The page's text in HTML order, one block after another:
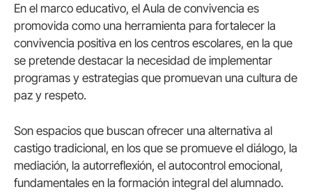
En el marco educativo, el Aula de convivencia es
promovida como una herramienta para fortalecer la
convivencia positiva en los centros escolares, en la que
se pretende destacar la necesidad de implementar
programas y estrategias que promuevan una cultura de
paz y respeto.
Son espacios que buscan ofrecer una alternativa al
castigo tradicional, en los que se promueve el diálogo, la
mediación, la autorreflexión, el autocontrol emocional,
fundamentales en la formación integral del alumnado.